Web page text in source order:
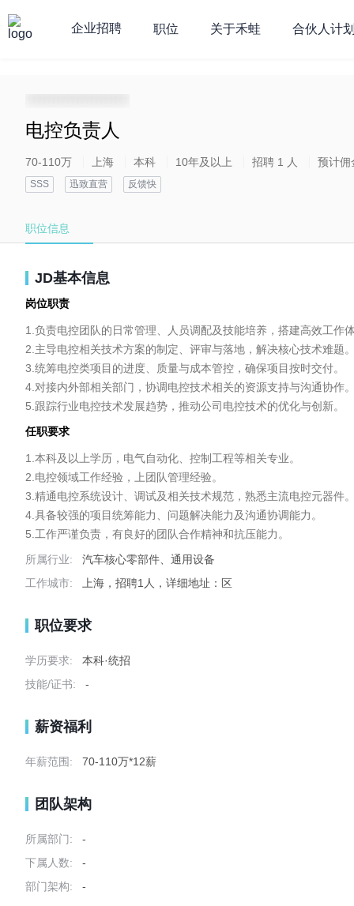
企业招聘 职位 关于禾蛙 合伙人计
电控负责人
70-110万 上海 本科 10年及以上 招聘 1 人 预计佣
SSS 迅致直营 反馈快
职位信息
JD基本信息
岗位职责
1.负责电控团队的日常管理、人员调配及技能培养，搭建高效工作
2.主导电控相关技术方案的制定、评审与落地，解决核心技术难题
3.统筹电控类项目的进度、质量与成本管控，确保项目按时交付。​
4.对接内外部相关部门，协调电控技术相关的资源支持与沟通协作
5.跟踪行业电控技术发展趋势，推动公司电控技术的优化与创新。
任职要求
1.本科及以上学历，电气自动化、控制工程等相关专业。​
2.电控领域工作经验，上团队管理经验。​
3.精通电控系统设计、调试及相关技术规范，熟悉主流电控元器件
4.具备较强的项目统筹能力、问题解决能力及沟通协调能力。​
5.工作严谨负责，有良好的团队合作精神和抗压能力。
所属行业:
汽车核心零部件、通用设备
工作城市:
上海，招聘1人，详细地址：区
职位要求
学历要求:
本科·统招
技能/证书:
-
薪资福利
年薪范围: 70-110万*12薪
团队架构
所属部门:
-
下属人数:
-
部门架构:
-